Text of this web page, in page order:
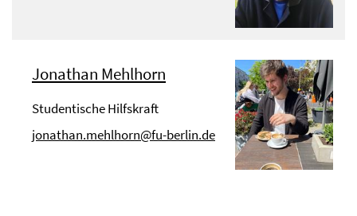
Jonathan Mehlhorn
Studentische Hilfskraft
jonathan.mehlhorn@fu-berlin.de